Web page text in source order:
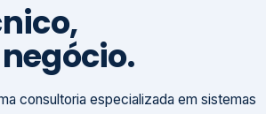
consultoria especializada em sistemas